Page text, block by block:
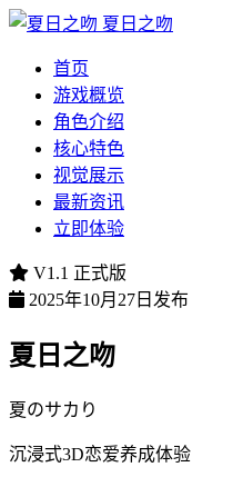
夏日之吻
首页
游戏概览
角色介绍
核心特色
视觉展示
最新资讯
立即体验
V1.1 正式版
2025年10月27日发布
夏日之吻
夏のサカり
沉浸式3D恋爱养成体验